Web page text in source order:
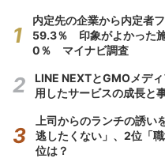
内定先の企業から内定者
59.3％ 印象がよかった
0％ マイナビ調査
LINE NEXTとGMOメデ
用したサービスの成長と
上司からのランチの誘
逃したくない」、2位「
位は？